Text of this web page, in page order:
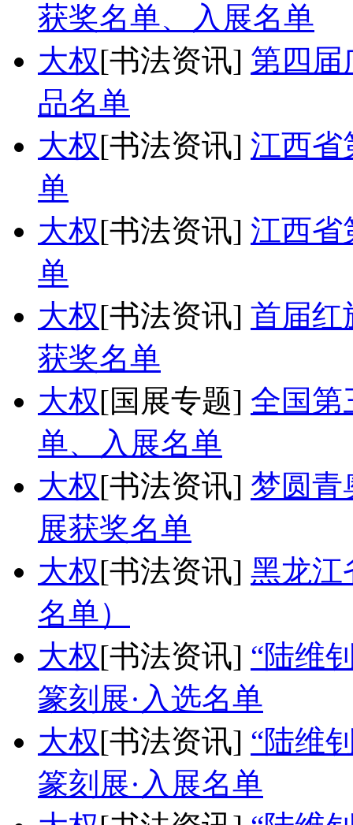
获奖名单、入展名单
大权[书法资讯] 第四届
品名单
大权[书法资讯] 江西省
单
大权[书法资讯] 江西省
单
大权[书法资讯] 首届红
获奖名单
大权[国展专题] 全国第
单、入展名单
大权[书法资讯] 梦圆
展获奖名单
大权[书法资讯] 黑龙江
名单）
大权[书法资讯] “陆维
篆刻展·入选名单
大权[书法资讯] “陆维
篆刻展·入展名单